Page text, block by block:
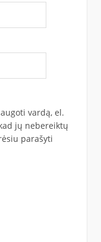
vardą, el.
jų nebereiktų
parašyti